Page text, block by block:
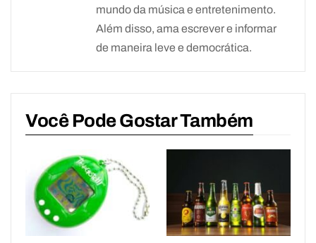
mundo da música e entretenimento.
Além disso, ama escrever e informar
de maneira leve e democrática.
Você Pode Gostar Também